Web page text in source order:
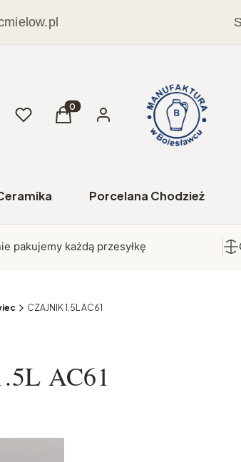
UlubioneProdukty w koszyku: 0. Zobacz
Koszyk Zaloguj się
Porcelana Chodzież
pakujemy każdą przesyłkę
CZAJNIK 1.5L AC61
AC61